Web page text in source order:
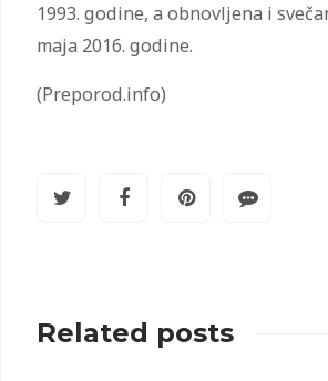
1993. godine, a obnovljena i
maja 2016. godine.
(Preporod.info)
Related posts